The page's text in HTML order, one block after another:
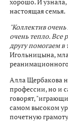
настоящая семья.
"Коллектив
очень тепло. Все
другу помогаем
Игольницына,
Алла Щербакова
профессии, но и
говорят,
самом высоком
почетную